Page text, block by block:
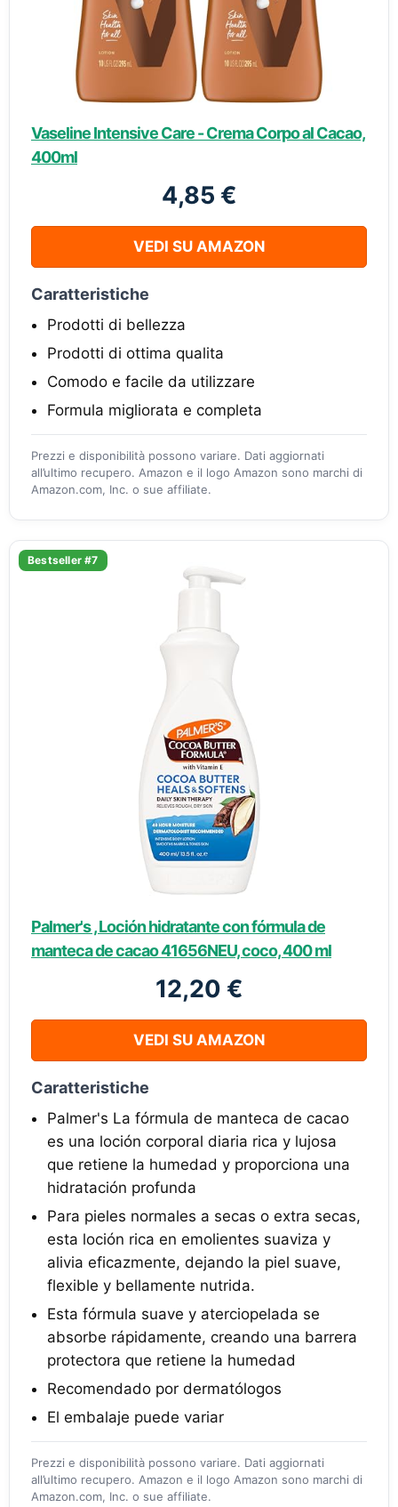
Vaseline Intensive Care - Crema Corpo al Cacao,
400ml
4,85 €
VEDI SU AMAZON
Caratteristiche
Prodotti di bellezza
Prodotti di ottima qualita
Comodo e facile da utilizzare
Formula migliorata e completa
Prezzi e disponibilità possono variare. Dati aggiornati
all’ultimo recupero. Amazon e il logo Amazon sono marchi di
Amazon.com, Inc. o sue affiliate.
Bestseller #7
Palmer's , Loción hidratante con fórmula de
manteca de cacao 41656NEU, coco, 400 ml
12,20 €
VEDI SU AMAZON
Caratteristiche
Palmer's La fórmula de manteca de cacao
es una loción corporal diaria rica y lujosa
que retiene la humedad y proporciona una
hidratación profunda
Para pieles normales a secas o extra secas,
esta loción rica en emolientes suaviza y
alivia eficazmente, dejando la piel suave,
flexible y bellamente nutrida.
Esta fórmula suave y aterciopelada se
absorbe rápidamente, creando una barrera
protectora que retiene la humedad
Recomendado por dermatólogos
El embalaje puede variar
Prezzi e disponibilità possono variare. Dati aggiornati
all’ultimo recupero. Amazon e il logo Amazon sono marchi di
Amazon.com, Inc. o sue affiliate.